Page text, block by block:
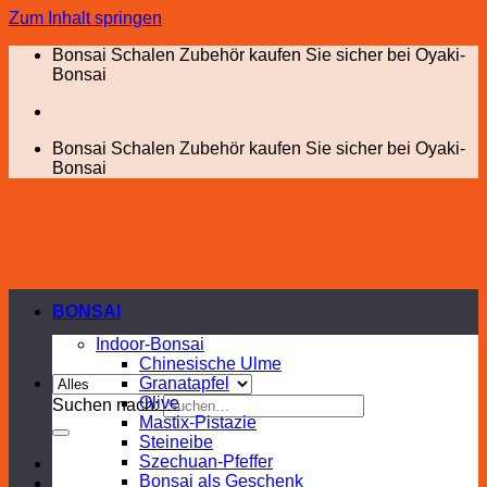
Zum Inhalt springen
Bonsai Schalen Zubehör kaufen Sie sicher bei Oyaki-
Bonsai
Bonsai Schalen Zubehör kaufen Sie sicher bei Oyaki-
Bonsai
Suchen nach:
BONSAI
Indoor-Bonsai
Chinesische Ulme
Granatapfel
Olive
Mastix-Pistazie
Steineibe
Szechuan-Pfeffer
Bonsai als Geschenk